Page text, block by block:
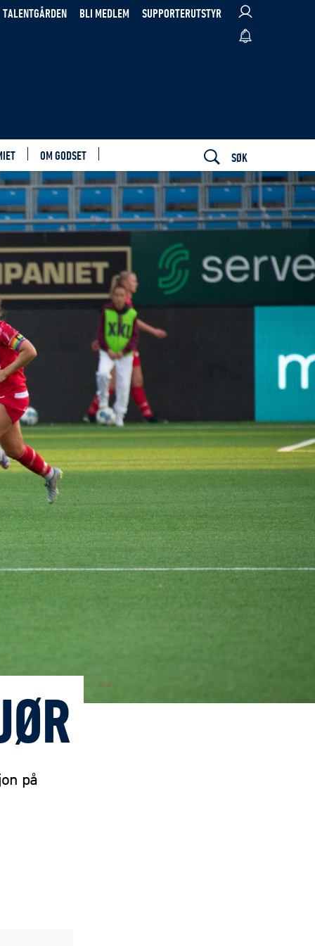
TALENTGÅRDEN BLI MEDLEM SUPPORTERUTSTYR
OM GODSET SØK
på